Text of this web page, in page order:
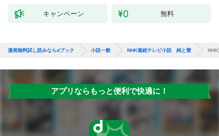
キャンペーン 無料
漫画無料試し読みならdブック 小説一般 NHK連続テレビ小説 純と愛
アプリならもっと便利で快適に！